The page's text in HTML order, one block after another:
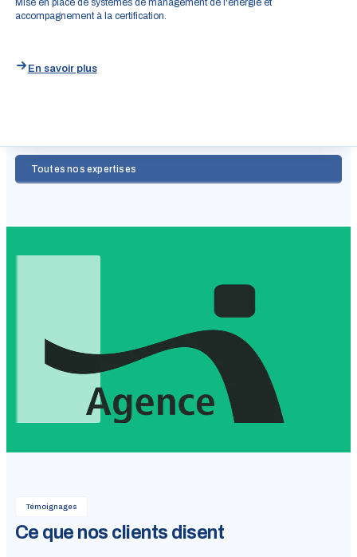
accompagnement à la certification.
En savoir plus
Toutes nos expertises
Témoignages
Ce que nos clients disent